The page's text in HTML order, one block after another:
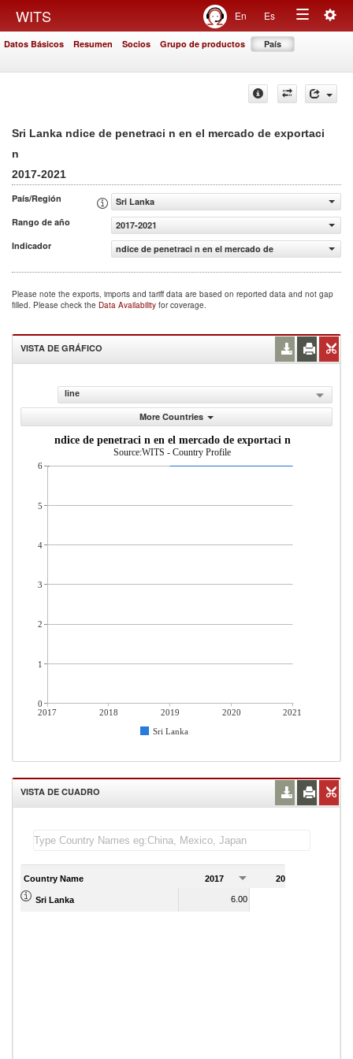
WITS En Es
Toggle
Datos Básicos Resumen Socios Grupo de productos País
Sri Lanka ndice de penetraci n en el mercado de exportaci
n
2017-2021
País/Región
Sri Lanka
Rango de año
2017-2021
Indicador
ndice de penetraci n en el mercado de exportaci n
Please note the exports, imports and tariff data are based on reported data and not gap
filled. Please check the Data Availability for coverage.
VISTA DE GRÁFICO
line
More Countries
ndice de penetraci n en el mercado de exportaci n
Source:WITS - Country Profile
2017 2018 2019 2020
2021
Sri Lanka
6
5
4
3
2
1
0
VISTA DE CUADRO
Country Name 2017 2018
Sri Lanka 6.00